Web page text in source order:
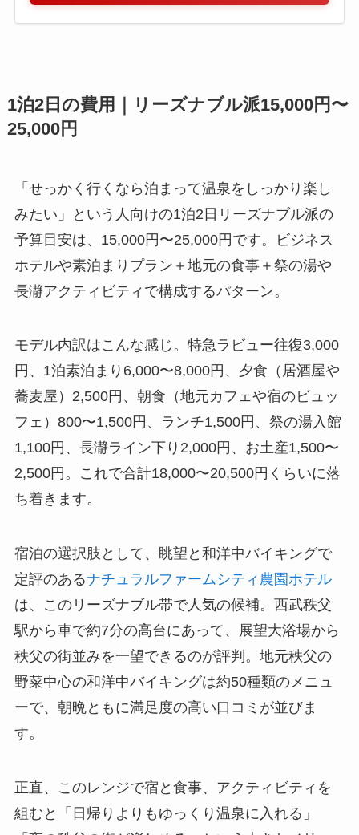
1泊2日の費用｜リーズナブル派15,000円〜
25,000円
「せっかく行くなら泊まって温泉をしっかり楽し
みたい」という人向けの1泊2日リーズナブル派の
予算目安は、15,000円〜25,000円です。ビジネス
ホテルや素泊まりプラン＋地元の食事＋祭の湯や
長瀞アクティビティで構成するパターン。
モデル内訳はこんな感じ。特急ラビュー往復3,000
円、1泊素泊まり6,000〜8,000円、夕食（居酒屋や
蕎麦屋）2,500円、朝食（地元カフェや宿のビュッ
フェ）800〜1,500円、ランチ1,500円、祭の湯入館
1,100円、長瀞ライン下り2,000円、お土産1,500〜
2,500円。これで合計18,000〜20,500円くらいに落
ち着きます。
宿泊の選択肢として、眺望と和洋中バイキングで
定評のあるナチュラルファームシティ農園ホテル
は、このリーズナブル帯で人気の候補。西武秩父
駅から車で約7分の高台にあって、展望大浴場から
秩父の街並みを一望できるのが評判。地元秩父の
野菜中心の和洋中バイキングは約50種類のメニュ
ーで、朝晩ともに満足度の高い口コミが並びま
す。
正直、このレンジで宿と食事、アクティビティを
組むと「日帰りよりもゆっくり温泉に入れる」